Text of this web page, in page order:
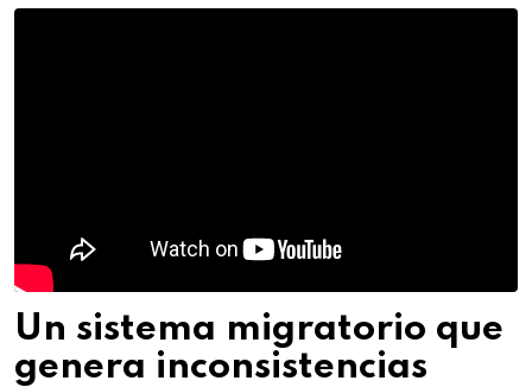
Un sistema migratorio que
genera inconsistencias